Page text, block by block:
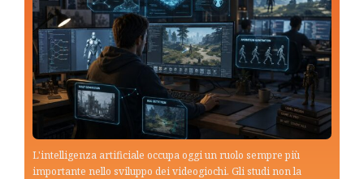
L'intelligenza artificiale occupa oggi un ruolo sempre più
importante nello sviluppo dei videogiochi. Gli studi non la